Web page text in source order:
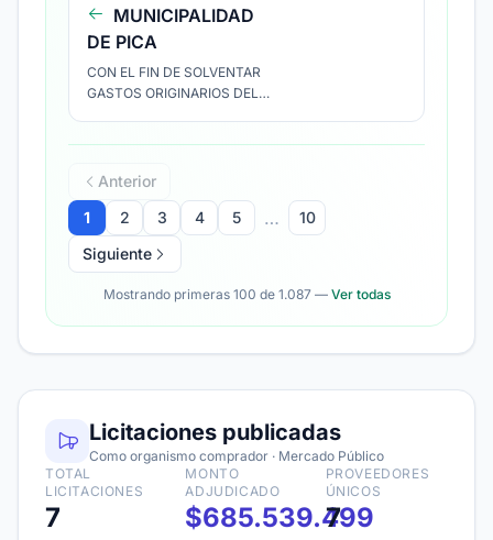
REPARACION DE
VEHICULOS
MOBILIARIO
INSTITUCIONAL.
MUNICIPALIDAD
DE PICA
CON EL FIN DE SOLVENTAR
GASTOS ORIGINARIOS DEL
2204001 "MATERIALES DE
OFICINA" Y 2206002
"MANTENCIÓN Y
REPARACIÓN DE VEHICULOS"
Anterior
1
2 3 4 5 …
10
Siguiente
Mostrando primeras 100 de 1.087 — Ver todas
Licitaciones publicadas
Como organismo comprador · Mercado Público
TOTAL
LICITACIONES
7
MONTO
ADJUDICADO
$685.539.499
PROVEEDORES
ÚNICOS
7